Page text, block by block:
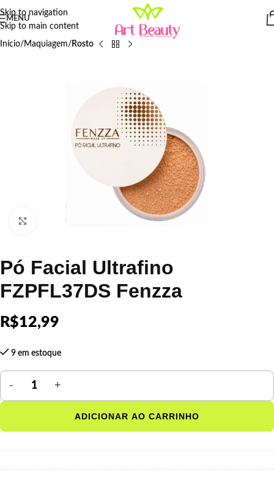
Skip to navigation
Skip to main content
MENU
Início Maquiagem Rosto
Pó Facial Ultrafino
FZPFL37DS Fenzza
R$12,99
9 em estoque
ADICIONAR AO CARRINHO